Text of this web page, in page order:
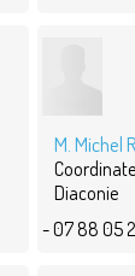
M. Michel
Diaconie
- 07 88 05